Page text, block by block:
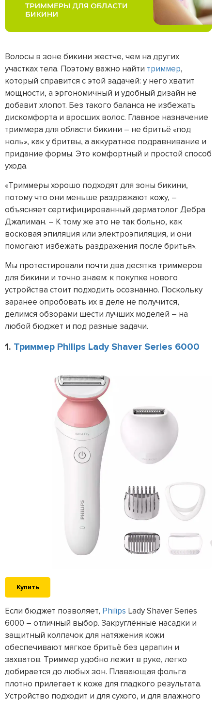
Волосы в зоне бикини жестче, чем на других
участках тела. Поэтому важно найти триммер,
который справится с этой задачей: у него хватит
мощности, а эргономичный и удобный дизайн не
добавит хлопот. Без такого баланса не избежать
дискомфорта и вросших волос. Главное назначение
триммера для области бикини – не бритьё «под
ноль», как у бритвы, а аккуратное подравнивание и
придание формы. Это комфортный и простой способ
ухода.
«Триммеры хорошо подходят для зоны бикини,
потому что они меньше раздражают кожу, –
объясняет сертифицированный дерматолог Дебра
Джалиман. – К тому же это не так больно, как
восковая эпиляция или электроэпиляция, и они
помогают избежать раздражения после бритья».
Мы протестировали почти два десятка триммеров
для бикини и точно знаем: к покупке нового
устройства стоит подходить осознанно. Поскольку
заранее опробовать их в деле не получится,
делимся обзорами шести лучших моделей – на
любой бюджет и под разные задачи.
1. Триммер Philips Lady Shaver Series 6000
Купить
Если бюджет позволяет, Philips Lady Shaver Series
6000 – отличный выбор. Закруглённые насадки и
защитный колпачок для натяжения кожи
обеспечивают мягкое бритьё без царапин и
захватов. Триммер удобно лежит в руке, легко
добирается до любых зон. Плавающая фольга
плотно прилегает к коже для гладкого результата.
Устройство подходит и для сухого, и для влажного